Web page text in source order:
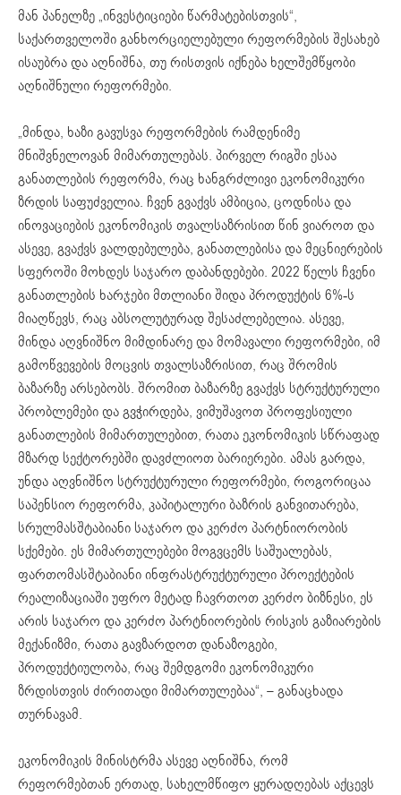
მან პანელზე „ინვესტიციები წარმატებისთვის“,
საქართველოში განხორციელებული რეფორმების შესახებ
ისაუბრა და აღნიშნა, თუ რისთვის იქნება ხელშემწყობი
აღნიშნული რეფორმები.
„მინდა, ხაზი გავუსვა რეფორმების რამდენიმე
მნიშვნელოვან მიმართულებას. პირველ რიგში ესაა
განათლების რეფორმა, რაც ხანგრძლივი ეკონომიკური
ზრდის საფუძველია. ჩვენ გვაქვს ამბიცია, ცოდნისა და
ინოვაციების ეკონომიკის თვალსაზრისით წინ ვიაროთ და
ასევე, გვაქვს ვალდებულება, განათლებისა და მეცნიერების
სფეროში მოხდეს საჯარო დაბანდებები. 2022 წელს ჩვენი
განათლების ხარჯები მთლიანი შიდა პროდუქტის 6%-ს
მიაღწევს, რაც აბსოლუტურად შესაძლებელია. ასევე,
მინდა აღვნიშნო მიმდინარე და მომავალი რეფორმები, იმ
გამოწვევების მოცვის თვალსაზრისით, რაც შრომის
ბაზარზე არსებობს. შრომით ბაზარზე გვაქვს სტრუქტურული
პრობლემები და გვჭირდება, ვიმუშავოთ პროფესიული
განათლების მიმართულებით, რათა ეკონომიკის სწრაფად
მზარდ სექტორებში დავძლიოთ ბარიერები. ამას გარდა,
უნდა აღვნიშნო სტრუქტურული რეფორმები, როგორიცაა
საპენსიო რეფორმა, კაპიტალური ბაზრის განვითარება,
სრულმასშტაბიანი საჯარო და კერძო პარტნიორობის
სქემები. ეს მიმართულებები მოგვცემს საშუალებას,
ფართომასშტაბიანი ინფრასტრუქტურული პროექტების
რეალიზაციაში უფრო მეტად ჩავრთოთ კერძო ბიზნესი, ეს
არის საჯარო და კერძო პარტნიორების რისკის გაზიარების
მექანიზმი, რათა გავზარდოთ დანაზოგები,
პროდუქტიულობა, რაც შემდგომი ეკონომიკური
ზრდისთვის ძირითადი მიმართულებაა“, – განაცხადა
თურნავამ.
ეკონომიკის მინისტრმა ასევე აღნიშნა, რომ
რეფორმებთან ერთად, სახელმწიფო ყურადღებას აქცევს